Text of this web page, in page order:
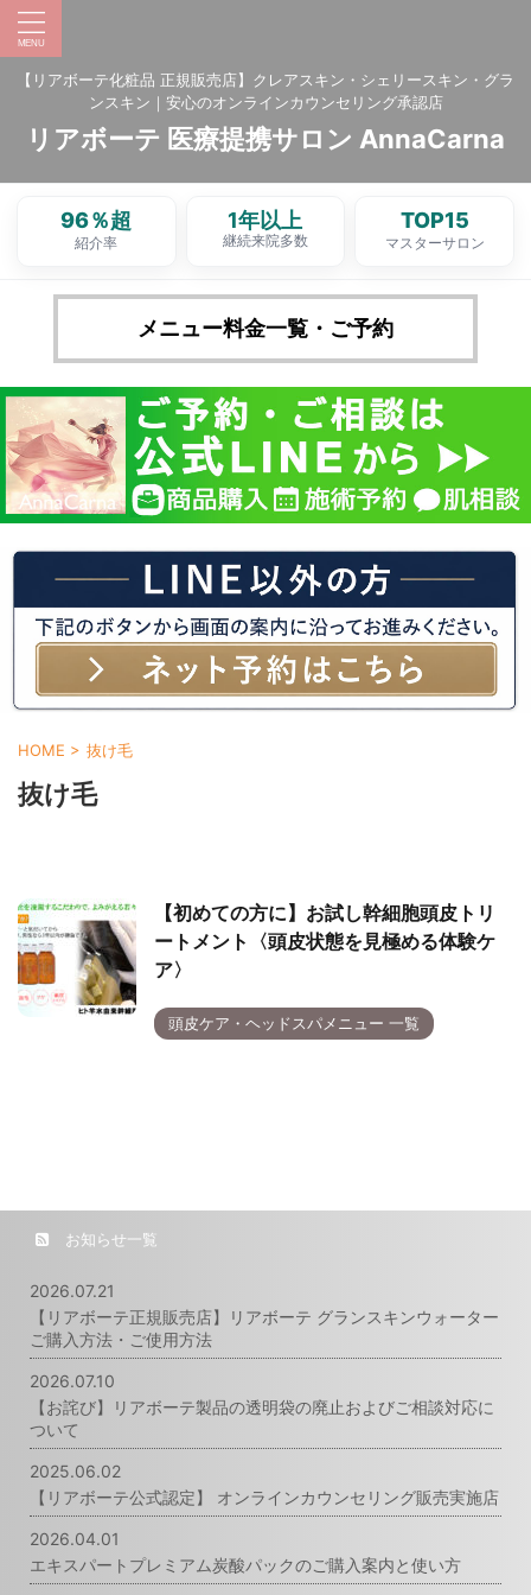
【リアボーテ化粧品 正規販売店】クレアスキン・シェリースキン・グラ
ンスキン｜安心のオンラインカウンセリング承認店
リアボーテ 医療提携サロン AnnaCarna
96％超
紹介率
1年以上
継続来院多数
TOP15
マスターサロン
メニュー料金一覧・ご予約
HOME > 抜け毛
抜け毛
【初めての方に】お試し幹細胞頭皮トリ
ートメント〈頭皮状態を見極める体験ケ
ア〉
頭皮ケア・ヘッドスパメニュー 一覧
お知らせ一覧
2026.07.21
【リアボーテ正規販売店】リアボーテ グランスキンウォーター
ご購入方法・ご使用方法
2026.07.10
【お詫び】リアボーテ製品の透明袋の廃止およびご相談対応に
ついて
2025.06.02
【リアボーテ公式認定】 オンラインカウンセリング販売実施店
2026.04.01
エキスパートプレミアム炭酸パックのご購入案内と使い方